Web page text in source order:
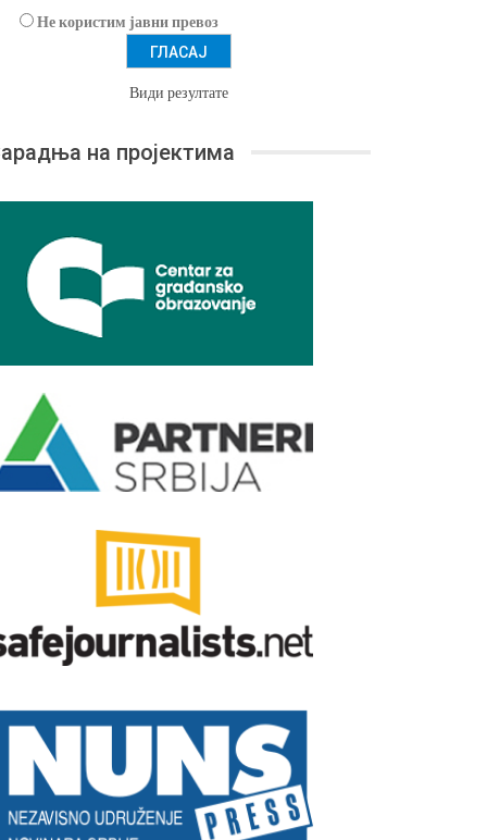
Не користим јавни превоз
Види резултате
на пројектима